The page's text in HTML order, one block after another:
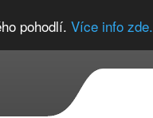
pohodlí. Více info zde.